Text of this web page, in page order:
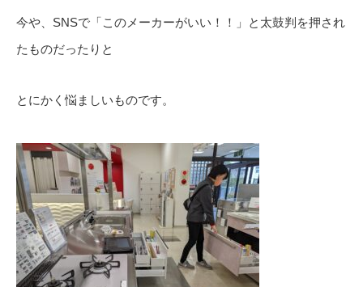
今や、SNSで「このメーカーがいい！！」と太鼓判を押され
たものだったりと
とにかく悩ましいものです。